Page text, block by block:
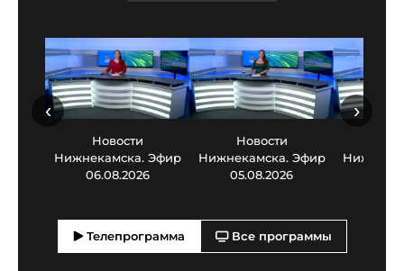
Новости
Нижнекамска. Эфир
06.08.2026
Новости
Нижнекамска. Эфир
05.08.2026
‹ ›
Телепрограмма Все программы